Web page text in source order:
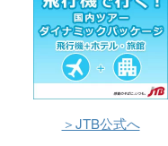
＞JTB公式へ